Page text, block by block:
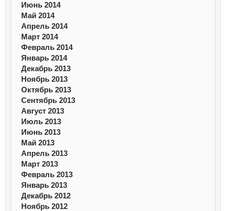
Июнь 2014
Май 2014
Апрель 2014
Март 2014
Февраль 2014
Январь 2014
Декабрь 2013
Ноябрь 2013
Октябрь 2013
Сентябрь 2013
Август 2013
Июль 2013
Июнь 2013
Май 2013
Апрель 2013
Март 2013
Февраль 2013
Январь 2013
Декабрь 2012
Ноябрь 2012